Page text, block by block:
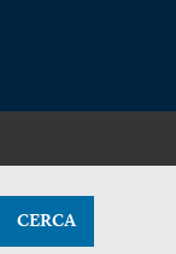
CERCA